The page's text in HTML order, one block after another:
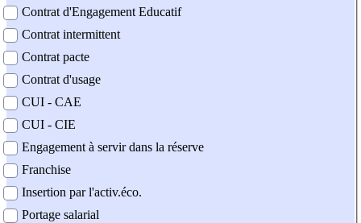
Contrat d'Engagement Educatif
Contrat intermittent
Contrat pacte
Contrat d'usage
CUI - CAE
CUI - CIE
Engagement à servir dans la réserve
Franchise
Insertion par l'activ.éco.
Portage salarial